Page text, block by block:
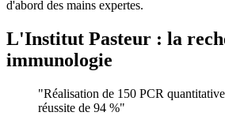
d'abord des mains expertes.
L'Institut Pasteur : la
immunologie
"Réalisation de 150 PCR
réussite de 94 %"